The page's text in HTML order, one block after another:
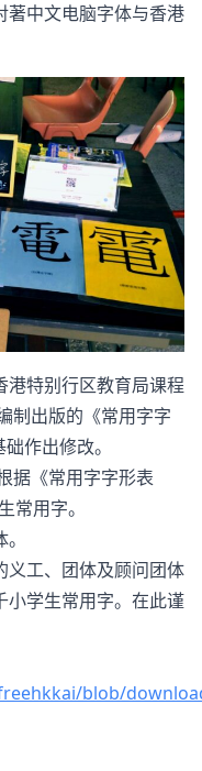
著中文电脑字体与香港
港特别行区教育局课程
制出版的《常用字字
作出修改。
据《常用字字形表
常用字。
义工、团体及顾问团体
小学生常用字。在此谨
blob/